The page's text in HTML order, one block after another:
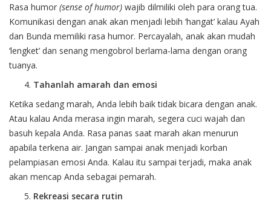
Rasa humor (sense of humor) wajib dilmiliki oleh para orang tua.
Komunikasi dengan anak akan menjadi lebih ‘hangat’ kalau Ayah
dan Bunda memiliki rasa humor. Percayalah, anak akan mudah
‘lengket’ dan senang mengobrol berlama-lama dengan orang
tuanya.
Tahanlah amarah dan emosi
Ketika sedang marah, Anda lebih baik tidak bicara dengan anak.
Atau kalau Anda merasa ingin marah, segera cuci wajah dan
basuh kepala Anda. Rasa panas saat marah akan menurun
apabila terkena air. Jangan sampai anak menjadi korban
pelampiasan emosi Anda. Kalau itu sampai terjadi, maka anak
akan mencap Anda sebagai pemarah.
Rekreasi secara rutin